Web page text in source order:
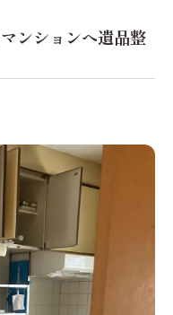
ンションへ遺品整